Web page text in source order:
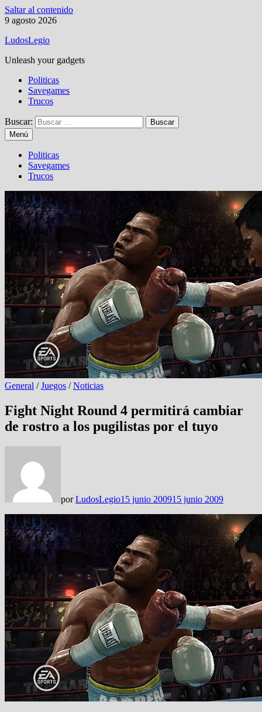
Saltar al contenido
9 agosto 2026
LudosLegio
Unleash your gadgets
Politicas
Savegames
Trucos
Buscar:
Menú
Politicas
Savegames
Trucos
General /Juegos /Noticias
Fight Night Round 4 permitirá cambiar
de rostro a los pugilistas por el tuyo
porLudosLegio15 junio 200915 junio 2009